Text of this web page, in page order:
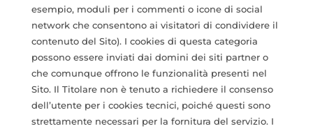
esempio, moduli per i commenti o icone di social
network che consentono ai visitatori di condividere il
contenuto del Sito). I cookies di questa categoria
possono essere inviati dai domini dei siti partner o
che comunque offrono le funzionalità presenti nel
Sito. Il Titolare non è tenuto a richiedere il consenso
dell’utente per i cookies tecnici, poiché questi sono
strettamente necessari per la fornitura del servizio. I